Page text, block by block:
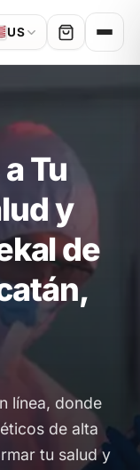
US
Tu
y
de
línea, donde
de alta
tu salud y